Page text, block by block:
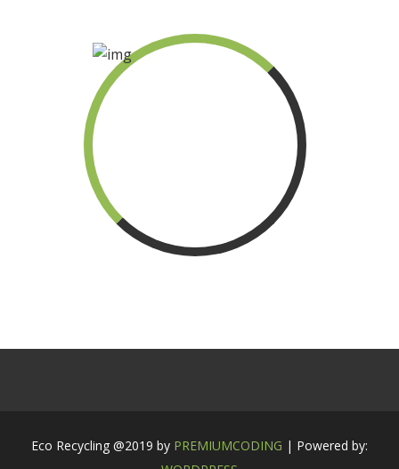
Eco Recycling @2019 by PREMIUMCODING | Powered by: